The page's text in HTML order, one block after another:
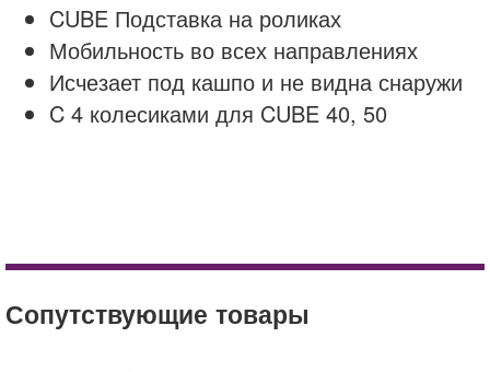
CUBE Подставка на роликах
Мобильность во всех направлениях
Исчезает под кашпо и не видна снаружи
C 4 колесиками для CUBE 40, 50
sand
Кашпо Capi Nature Brix Pot Square Ivory
Сопутствующие товары